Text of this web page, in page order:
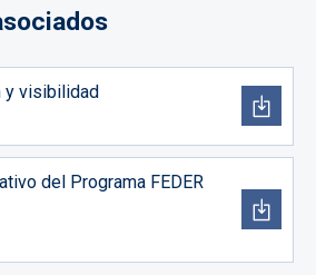
y visibilidad
del Programa FEDER